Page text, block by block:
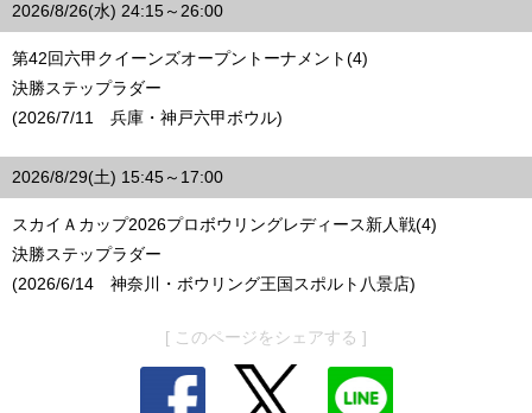
2026/8/26(水) 24:15～26:00
第42回六甲クイーンズオープントーナメント(4)
決勝ステップラダー
(2026/7/11 兵庫・神戸六甲ボウル)
2026/8/29(土) 15:45～17:00
スカイＡカップ2026プロボウリングレディース新人戦(4)
決勝ステップラダー
(2026/6/14 神奈川・ボウリング王国スポルト八景店)
[ このページをシェアする ]